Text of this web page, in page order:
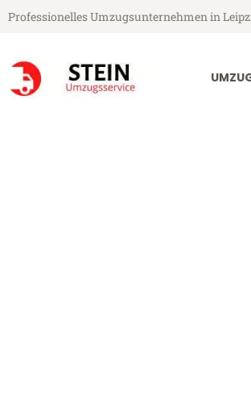
Professionelles Umzugsunternehmen in